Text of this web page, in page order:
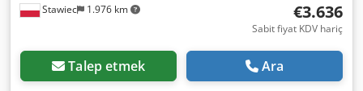
Stawiec 1.976 km €3.636
Sabit fiyat KDV hariç
Talep etmek Ara